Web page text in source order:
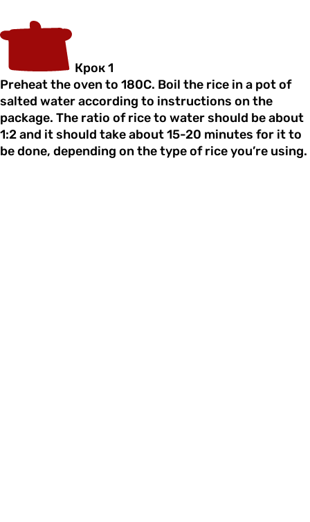
Крок 1
Preheat the oven to 180C. Boil the rice in a pot of
salted water according to instructions on the
package. The ratio of rice to water should be about
1:2 and it should take about 15-20 minutes for it to
be done, depending on the type of rice you’re using.